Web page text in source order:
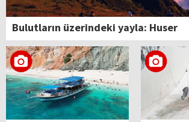
Bulutların üzerindeki yayla: Huser